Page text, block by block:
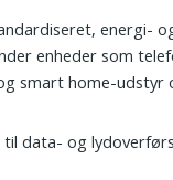
energi-
enheder som
smart home-udstyr
data- og